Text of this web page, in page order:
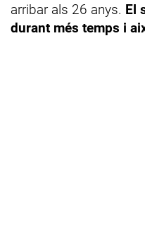
arribar als 26 anys. El
durant més temps i